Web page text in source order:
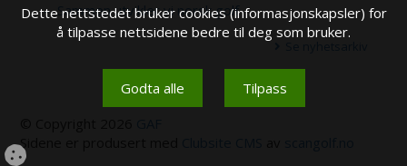
Sammen utvikler vi norsk golf
Sidene er produsert med
Dette nettstedet bruker cookies (informasjonskapsler) for
å tilpasse nettsidene bedre til deg som bruker.
Godta alle Tilpass